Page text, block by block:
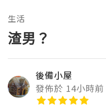
生活
渣男？
後備小屋
發佈於 14小時前